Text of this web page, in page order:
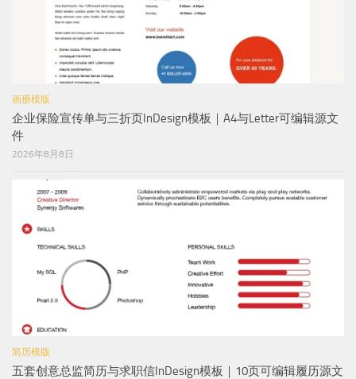
画册模版
企业保险宣传单与三折页InDesign模板｜A4与Letter可编辑源文
件
2026年8月8日
简历模版
五套创意总监简历与求职信InDesign模板｜10页可编辑履历源文